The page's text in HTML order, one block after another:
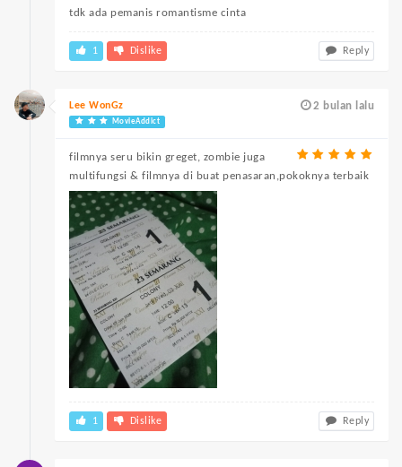
tdk ada pemanis romantisme cinta
1 Dislike Reply
2 bulan lalu
Lee WonGz
MovieAddict
filmnya seru bikin greget, zombie juga
multifungsi & filmnya di buat penasaran,pokoknya terbaik
1 Dislike Reply